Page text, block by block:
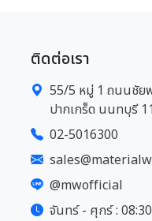
ติดต่อเรา
55/5 หมู่ 1 ถนนชัย
ปากเกร็ด นนทบุรี
02-5016300
@mwofficial
จันทร์ - ศุกร์ :